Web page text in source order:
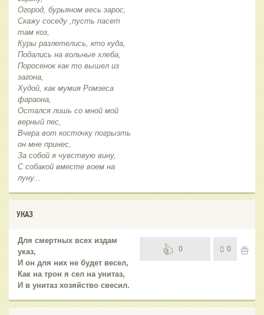
Огород, бурьяном весь зарос,
Скажу соседу ,пусть пасет
там коз,
Куры разлетелись, кто куда,
Подались на вольные хлеба,
Поросенок как то вышел из
загона,
Худой, как мумия Ромзеса
фараона,
Остался лишь со мной мой
верный пес,
Вчера вот косточку погрызть
он мне принес,
За собой я чувствую вину,
С собакой вместе воем на
луну...
УКАЗ
Для смертных всех издам
указ,
И он для них не будет весел,
Как на трон я сел на унитаз,
И в унитаз хозяйство свесил.
0 0